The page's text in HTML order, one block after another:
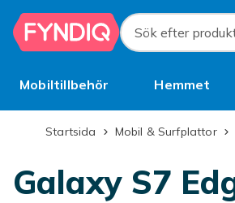
Hoppa till huvudinnehållet
Sök efter produkter
Mobiltillbehör Hemmet
Bättre än begagnat
Startsida Mobil & Surfplattor
Galaxy S7